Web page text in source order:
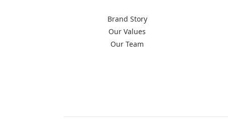
Brand Story
Our Values
Our Team